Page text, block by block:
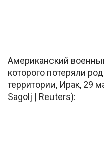
Американский
которого потеряли
территории, Ирак, 29
Sagolj | Reuters):